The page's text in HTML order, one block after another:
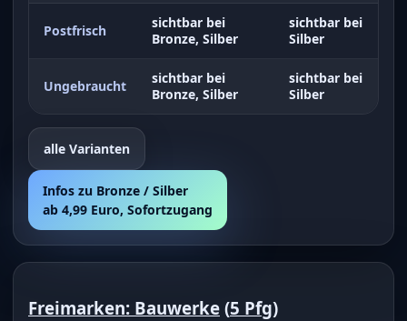
Postfrisch
sichtbar bei
Bronze, Silber
sichtbar bei
Silber
Ungebraucht
sichtbar bei
Bronze, Silber
sichtbar bei
Silber
alle Varianten
Infos zu Bronze / Silber
ab 4,99 Euro, Sofortzugang
Freimarken: Bauwerke (5 Pfg)